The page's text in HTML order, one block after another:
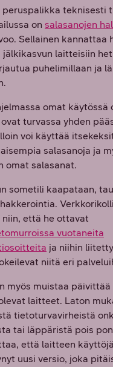
peruspalikka teknisesti
on salasanojen
Sellainen kannattaa
laitteisiin
puhelimillaan ja
omat käytössä
turvassa yhden
voi käyttää
salasanoja ja
omat salasanat.
sometili kaapataan,
niin, että he ottavat
vuotaneita
ja niihin
niitä eri
myös muistaa
laitteet. Laton
tietoturvavirheistä
tai läppäristä pois
että laitteen
uusi versio, joka